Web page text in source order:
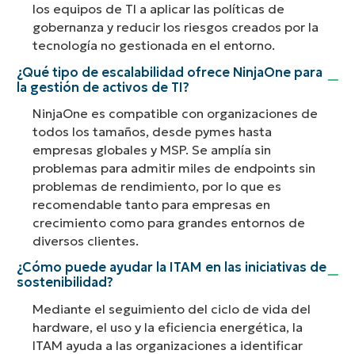
los equipos de TI a aplicar las políticas de
gobernanza y reducir los riesgos creados por la
tecnología no gestionada en el entorno.
¿Qué tipo de escalabilidad ofrece NinjaOne para
la gestión de activos de TI?
NinjaOne es compatible con organizaciones de
todos los tamaños, desde pymes hasta
empresas globales y MSP. Se amplía sin
problemas para admitir miles de endpoints sin
problemas de rendimiento, por lo que es
recomendable tanto para empresas en
crecimiento como para grandes entornos de
diversos clientes.
¿Cómo puede ayudar la ITAM en las iniciativas de
sostenibilidad?
Mediante el seguimiento del ciclo de vida del
hardware, el uso y la eficiencia energética, la
ITAM ayuda a las organizaciones a identificar